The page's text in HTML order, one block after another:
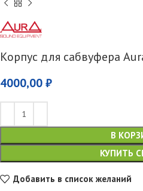
Корпус для сабвуфера
4000,00 ₽
В
КУПИТЬ
Добавить в список желаний